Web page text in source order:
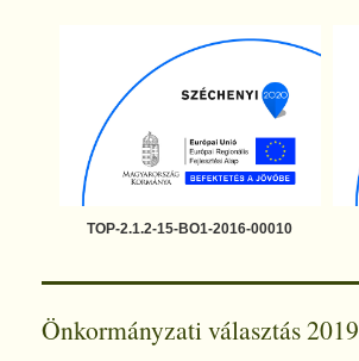
TOP-2.1.2-15-BO1-2016-00010
Önkormányzati választás 2019